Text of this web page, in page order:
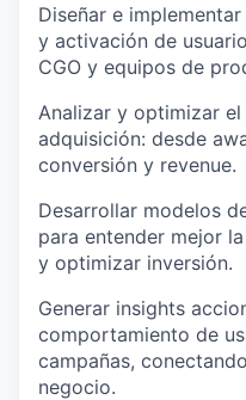
Diseñar e implementar
y activación de
CGO y equipos de
Analizar y optimizar el
adquisición: desde
conversión y revenue.
Desarrollar modelos
para entender mejor
y optimizar inversión.
Generar insights
comportamiento de
campañas,
negocio.